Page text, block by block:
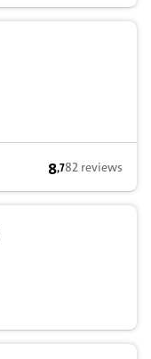
8,7 op basis van
8,782 reviews